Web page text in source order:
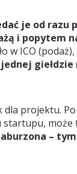
je od razu
i popytem
w ICO (podaż),
giełdzie
dla projektu. Po
startupu, może
–